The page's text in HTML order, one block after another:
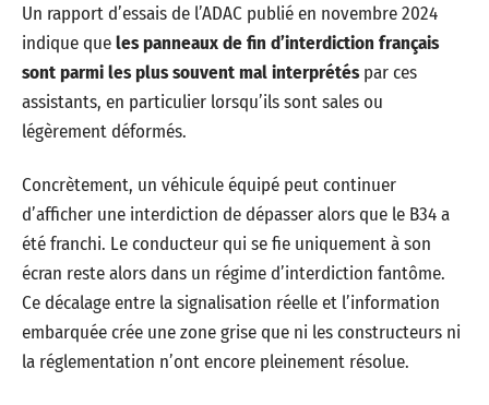
Un rapport d’essais de l’ADAC publié en novembre 2024
indique queles panneaux de fin d’interdiction français
sont parmi les plus souvent mal interprétéspar ces
assistants, en particulier lorsqu’ils sont sales ou
légèrement déformés.
Concrètement, un véhicule équipé peut continuer
d’afficher une interdiction de dépasser alors que le B34 a
été franchi. Le conducteur qui se fie uniquement à son
écran reste alors dans un régime d’interdiction fantôme.
Ce décalage entre la signalisation réelle et l’information
embarquée crée une zone grise que ni les constructeurs ni
la réglementation n’ont encore pleinement résolue.